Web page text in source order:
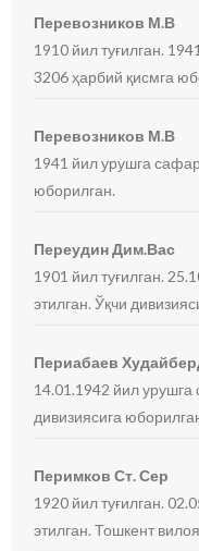
Перевозников М.В
1910 йил туғилган.
3206 ҳарбий қисмга
Перевозников М.В
1941 йил урушга
юборилган.
Переудин Дим.Вас
1901 йил туғилган.
этилган. Ўқчи
Периабаев
14.01.1942 йил урушга
дивизиясига
Перимков Ст. Сер
1920 йил туғилган.
этилган. Тошкент